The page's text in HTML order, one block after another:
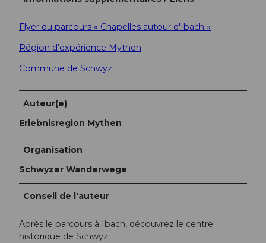
Flyer du parcours « Chapelles autour d'Ibach »
Région d’expérience Mythen
Commune de Schwyz
Auteur(e)
Erlebnisregion Mythen
Organisation
Schwyzer Wanderwege
Conseil de l'auteur
Après le parcours à Ibach, découvrez le centre
historique de Schwyz.